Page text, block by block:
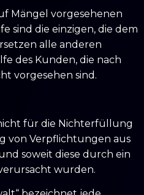
Mängel vorgesehenen
sind die einzigen, die dem
alle anderen
des Kunden, die nach
vorgesehen sind.
für die Nichterfüllung
von Verpflichtungen aus
soweit diese durch ein
wurden.